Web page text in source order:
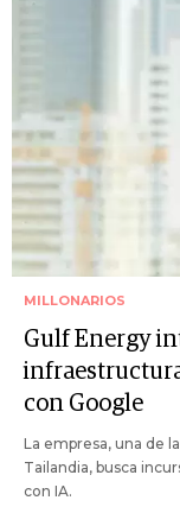
MILLONARIOS
Gulf Energy
con Google
La empresa, una de
Tailandia, busca
con IA.